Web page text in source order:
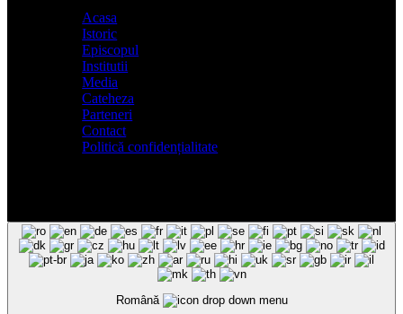
Acasa
Istoric
Episcopul
Institutii
Media
Cateheza
Parteneri
Contact
Politică confidențialitate
Română